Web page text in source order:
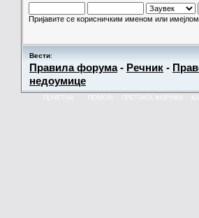
Пријавите се корисничким именом или
Вести:
Правила форума- Речник -
недоумице